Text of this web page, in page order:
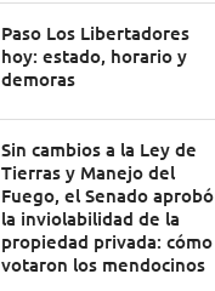
Paso Los Libertadores
hoy: estado, horario y
demoras
Sin cambios a la Ley de
Tierras y Manejo del
Fuego, el Senado aprobó
la inviolabilidad de la
propiedad privada: cómo
votaron los mendocinos